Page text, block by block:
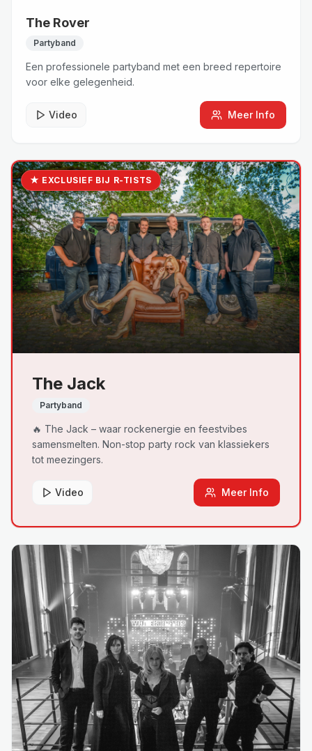
The Rover
Partyband
Een professionele partyband met een breed repertoire
voor elke gelegenheid.
Video Meer Info
★ EXCLUSIEF BIJ R-TISTS
The Jack
Partyband
🔥 The Jack – waar rockenergie en feestvibes
samensmelten. Non-stop party rock van klassiekers
tot meezingers.
Video Meer Info